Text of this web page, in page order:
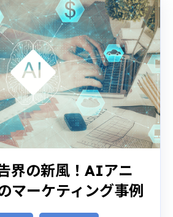
界の新風！AIアニ
マーケティング事例